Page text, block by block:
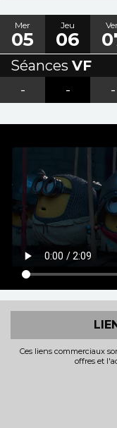
Mer
05
Jeu
06
Séances VF
-
- -
Ces liens commerciaux
offres et